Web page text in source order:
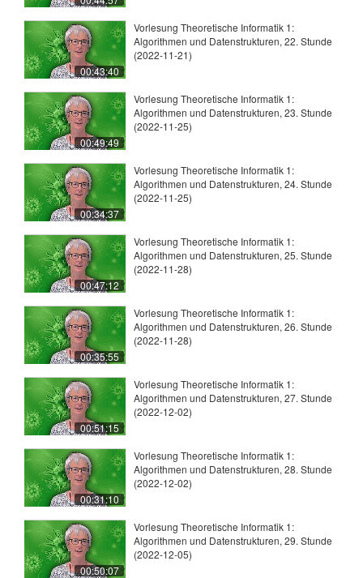
00:43:40
Vorlesung Theoretische Informatik 1:
Algorithmen und Datenstrukturen, 22. Stunde
(2022-11-21)
00:49:49
Vorlesung Theoretische Informatik 1:
Algorithmen und Datenstrukturen, 23. Stunde
(2022-11-25)
00:34:37
Vorlesung Theoretische Informatik 1:
Algorithmen und Datenstrukturen, 24. Stunde
(2022-11-25)
00:47:12
Vorlesung Theoretische Informatik 1:
Algorithmen und Datenstrukturen, 25. Stunde
(2022-11-28)
00:35:55
Vorlesung Theoretische Informatik 1:
Algorithmen und Datenstrukturen, 26. Stunde
(2022-11-28)
00:51:15
Vorlesung Theoretische Informatik 1:
Algorithmen und Datenstrukturen, 27. Stunde
(2022-12-02)
00:31:10
Vorlesung Theoretische Informatik 1:
Algorithmen und Datenstrukturen, 28. Stunde
(2022-12-02)
00:50:07
Vorlesung Theoretische Informatik 1:
Algorithmen und Datenstrukturen, 29. Stunde
(2022-12-05)